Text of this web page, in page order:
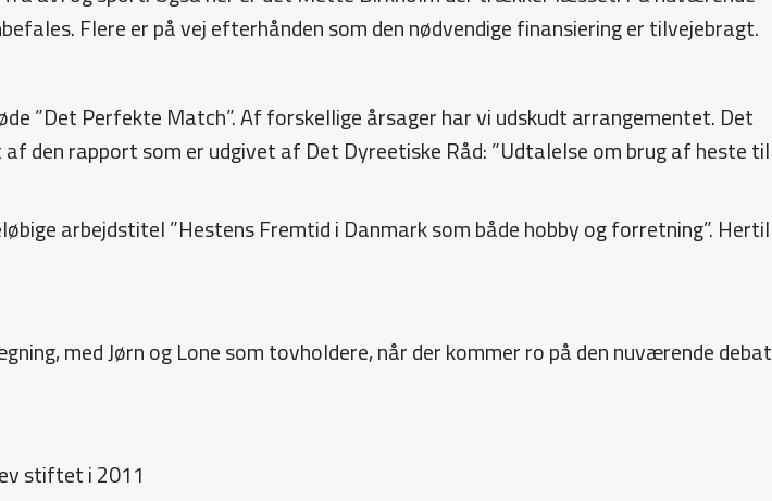
Flere er på vej efterhånden som den nødvendige finansiering er tilvejebragt.
”Det Perfekte Match”. Af forskellige årsager har vi udskudt arrangementet. Det
den rapport som er udgivet af Det Dyreetiske Råd: ”Udtalelse om brug af heste til
arbejdstitel ”Hestens Fremtid i Danmark som både hobby og forretning”. Hertil
med Jørn og Lone som tovholdere, når der kommer ro på den nuværende debat
stiftet i 2011